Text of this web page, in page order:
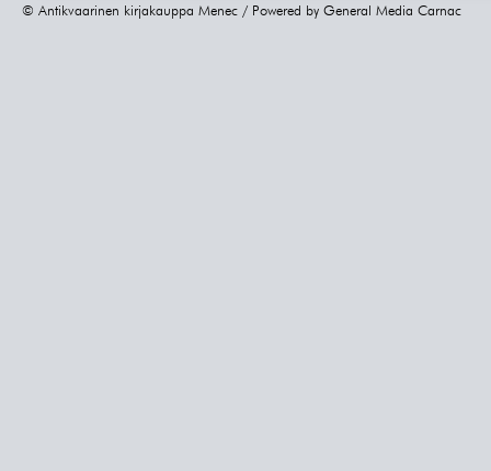
© Antikvaarinen kirjakauppa Menec / Powered by General Media Carnac